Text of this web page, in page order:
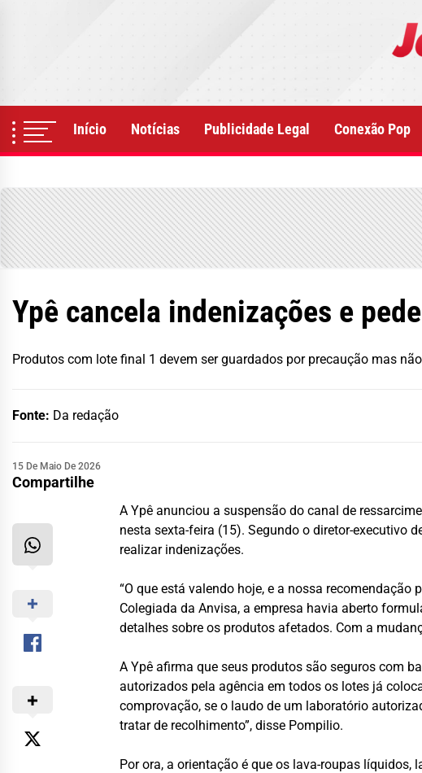
Início Notícias Publicidade Legal Conexão Pop
Ypê cancela indenizações e
Produtos com lote final 1 devem ser guardados por precaução mas
Fonte: Da redação
15 De Maio De 2026
Compartilhe
A Ypê anunciou a suspensão do canal de
nesta sexta-feira (15). Segundo o diretor-executivo
realizar indenizações.
“O que está valendo hoje, e a nossa
Colegiada da Anvisa, a empresa havia aberto
detalhes sobre os produtos afetados. Com a
A Ypê afirma que seus produtos são seguros com
autorizados pela agência em todos os lotes já
comprovação, se o laudo de um laboratório
tratar de recolhimento”, disse Pompilio.
Por ora, a orientação é que os lava-roupas